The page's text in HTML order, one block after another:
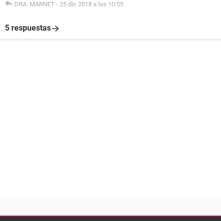
DRA. MARNET - 25 dic 2018 a las 10:55
5 respuestas